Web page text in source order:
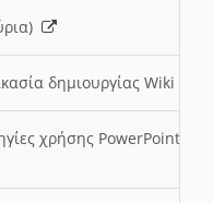
δημιουργίας Wiki
χρήσης PowerPoint